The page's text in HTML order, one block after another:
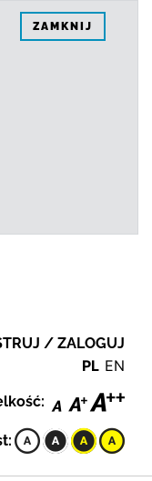
ZAMKNIJ
/ ZALOGUJ
PL EN